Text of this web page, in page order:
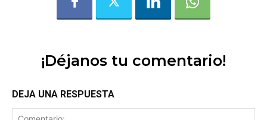
¡Déjanos tu comentario!
DEJA UNA RESPUESTA